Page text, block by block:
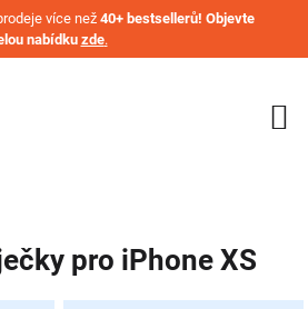
více než 40+ bestsellerů! Objevte
nabídku zde.
pro iPhone XS